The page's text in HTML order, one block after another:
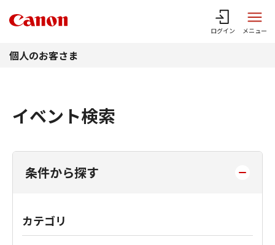
ログイン メニュー
個人のお客さま
イベント検索
条件から探す
カテゴリ